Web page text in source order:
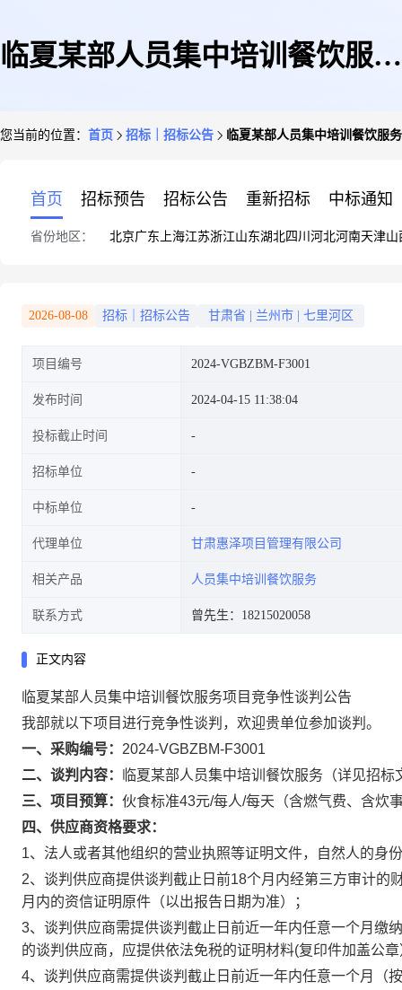
临夏某部人员集中培训餐饮服务
您当前的位置： 首页 招标｜招标公告 临夏某部人员集中培训餐饮服
首页 招标预告 招标公告 重新招标 中标通知
省份地区： 北京广东 上海江苏浙江山东湖北四川 河北河南天津山
2026-08-08 招标｜招标公告 甘肃省 兰州市 七里河区
项目编号 2024-VGBZBM-F3001
发布时间 2024-04-15 11:38:04
投标截止时间
招标单位
中标单位
代理单位 甘肃惠泽项目管理有限公司
相关产品 人员集中培训餐饮服务
联系方式 曾先生：18215020058
正文内容
临夏某部人员集中培训餐饮服务项目竞争性谈判公告
我部就以下项目进行竞争性谈判，欢迎贵单位参加谈判。
一、采购编号： 2024-VGBZBM-F3001
二、谈判内容：
临夏某部人员集中培训餐饮服务（详见招
三、项目预算： 伙食标准43元/每人/每天（含燃气费、含炊
四、供应商资格要求：
1、法人或者其他组织的营业执照等证明文件，自然人的身
2、谈判供应商提供谈判截止日前18个月内经第三方审计
月内的资信证明原件（以出报告日期为准）；
3、谈判供应商需提供谈判截止日前近一年内任意一个月缴
的谈判供应商，应提供依法免税的证明材料(复印件加盖公
4、谈判供应商需提供谈判截止日前近一年内任意一个月（